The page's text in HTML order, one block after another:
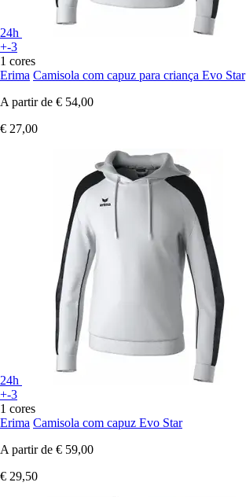
24h
+-3
1 cores
Erima Camisola com capuz para criança Evo Star
A partir de € 54,00
€ 27,00
24h
+-3
1 cores
Erima Camisola com capuz Evo Star
A partir de € 59,00
€ 29,50